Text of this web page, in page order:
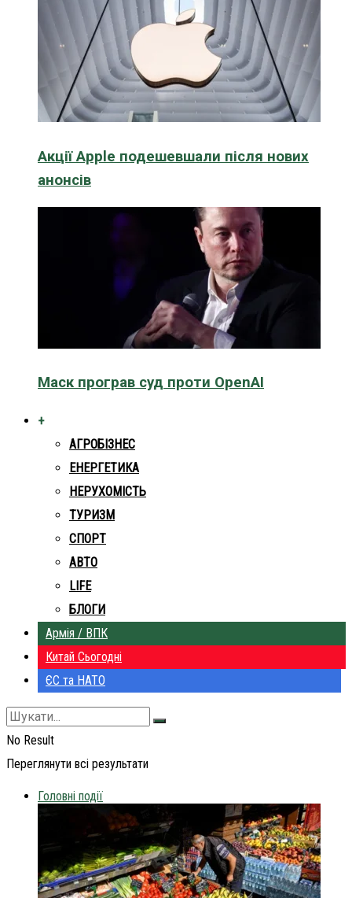
Акції Apple подешевшали після нових
анонсів
Маск програв суд проти OpenAI
+
АГРОБІЗНЕС
ЕНЕРГЕТИКА
НЕРУХОМІСТЬ
ТУРИЗМ
СПОРТ
АВТО
LIFE
БЛОГИ
Армія / ВПК
Китай Сьогодні
ЄС та НАТО
No Result
Переглянути всі результати
Головні події